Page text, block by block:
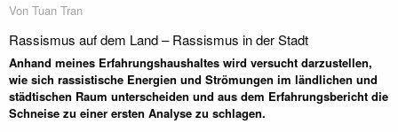
Von Tuan Tran
Rassismus auf dem Land – Rassismus in der Stadt
Anhand meines Erfahrungshaushaltes wird versucht darzustellen,
wie sich rassistische Energien und Strömungen im ländlichen und
städtischen Raum unterscheiden und aus dem Erfahrungsbericht die
Schneise zu einer ersten Analyse zu schlagen.